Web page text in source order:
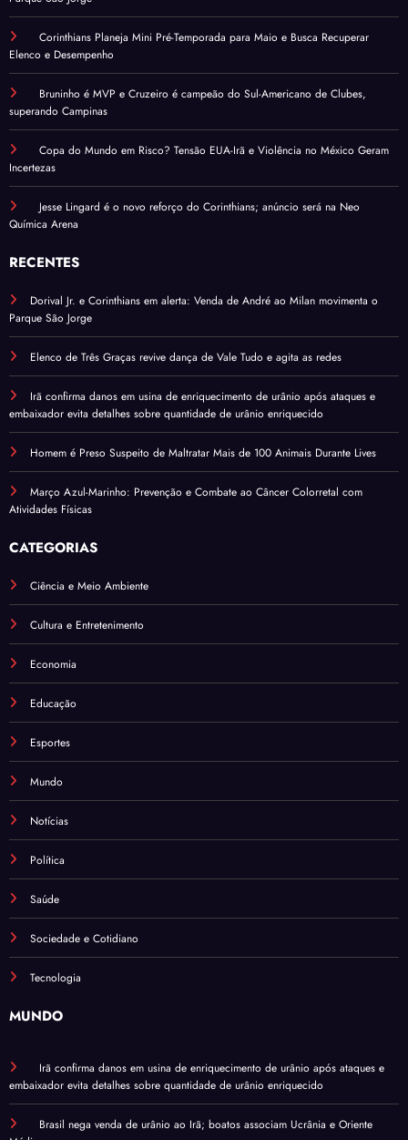
Corinthians Planeja Mini Pré-Temporada para Maio e Busca Recuperar
Elenco e Desempenho
Bruninho é MVP e Cruzeiro é campeão do Sul-Americano de Clubes,
superando Campinas
Copa do Mundo em Risco? Tensão EUA-Irã e Violência no México Geram
Incertezas
Jesse Lingard é o novo reforço do Corinthians; anúncio será na Neo
Química Arena
RECENTES
Dorival Jr. e Corinthians em alerta: Venda de André ao Milan movimenta o
Parque São Jorge
Elenco de Três Graças revive dança de Vale Tudo e agita as redes
Irã confirma danos em usina de enriquecimento de urânio após ataques e
embaixador evita detalhes sobre quantidade de urânio enriquecido
Homem é Preso Suspeito de Maltratar Mais de 100 Animais Durante Lives
Março Azul-Marinho: Prevenção e Combate ao Câncer Colorretal com
Atividades Físicas
CATEGORIAS
Ciência e Meio Ambiente
Cultura e Entretenimento
Economia
Educação
Esportes
Mundo
Notícias
Política
Saúde
Sociedade e Cotidiano
Tecnologia
MUNDO
Irã confirma danos em usina de enriquecimento de urânio após ataques e
embaixador evita detalhes sobre quantidade de urânio enriquecido
Brasil nega venda de urânio ao Irã; boatos associam Ucrânia e Oriente